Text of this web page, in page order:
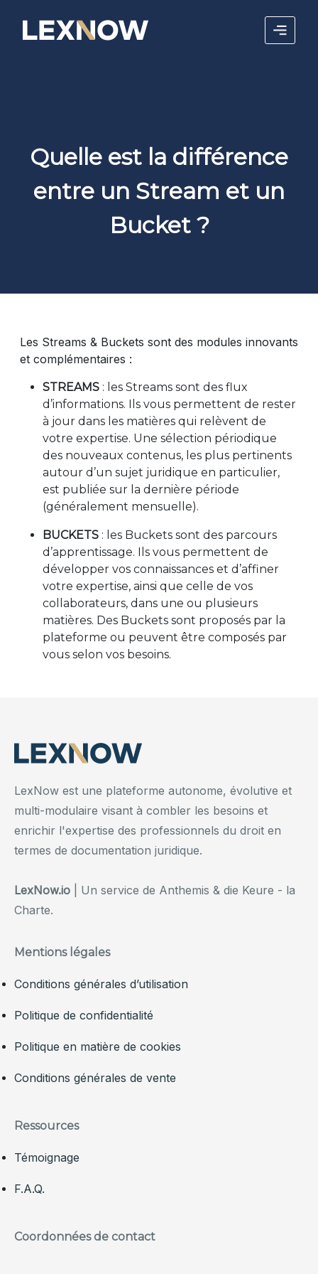
Quelle est la différence
entre un Stream et un
Bucket ?
Les Streams & Buckets sont des modules innovants
et complémentaires :
STREAMS : les Streams sont des flux
d’informations. Ils vous permettent de rester
à jour dans les matières qui relèvent de
votre expertise. Une sélection périodique
des nouveaux contenus, les plus pertinents
autour d’un sujet juridique en particulier,
est publiée sur la dernière période
(généralement mensuelle).
BUCKETS : les Buckets sont des parcours
d’apprentissage. Ils vous permettent de
développer vos connaissances et d’affiner
votre expertise, ainsi que celle de vos
collaborateurs, dans une ou plusieurs
matières. Des Buckets sont proposés par la
plateforme ou peuvent être composés par
vous selon vos besoins.
LexNow est une plateforme autonome, évolutive et
multi-modulaire visant à combler les besoins et
enrichir l'expertise des professionnels du droit en
termes de documentation juridique.
LexNow.io | Un service de Anthemis & die Keure - la
Charte.
Mentions légales
Conditions générales d’utilisation
Politique de confidentialité
Politique en matière de cookies
Conditions générales de vente
Ressources
Témoignage
F.A.Q.
Coordonnées de contact